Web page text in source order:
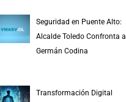
Seguridad en Puente Alto:
Alcalde Toledo Confronta a
Germán Codina
Transformación Digital